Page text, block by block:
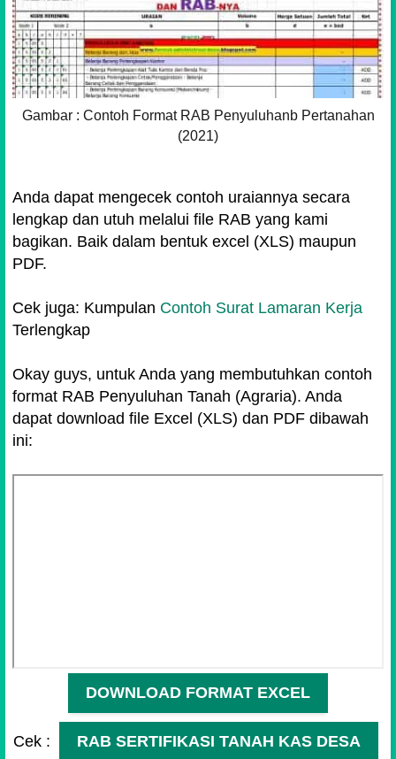
Gambar : Contoh Format RAB Penyuluhanb Pertanahan
(2021)
Anda dapat mengecek contoh uraiannya secara
lengkap dan utuh melalui file RAB yang kami
bagikan. Baik dalam bentuk excel (XLS) maupun
PDF.
Cek juga: Kumpulan Contoh Surat Lamaran Kerja
Terlengkap
Okay guys, untuk Anda yang membutuhkan contoh
format RAB Penyuluhan Tanah (Agraria). Anda
dapat download file Excel (XLS) dan PDF dibawah
ini:
DOWNLOAD FORMAT EXCEL
Cek : RAB SERTIFIKASI TANAH KAS DESA